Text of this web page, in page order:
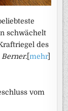
schwächelt
des
Berner. [mehr]
vom